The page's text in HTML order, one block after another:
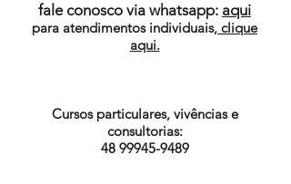
fale conosco via whatsapp: aqui
para atendimentos individuais, clique
aqui.
Cursos particulares, vivências e
consultorias:
48 99945-9489